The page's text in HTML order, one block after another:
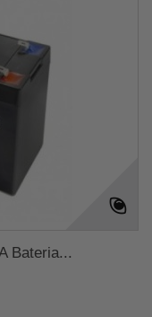
Bateria...